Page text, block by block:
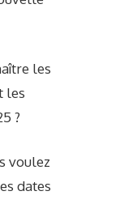
les
les
?
voulez
dates